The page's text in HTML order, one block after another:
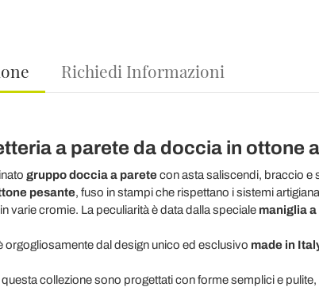
Richiedi Informazioni
a parete da doccia in ottone
gruppo doccia a paretecon asta saliscendi, braccio e
pesante, fuso in stampi che rispettano i sistemi
varie cromie. La peculiarità è data dalla specialemaniglia a
orgogliosamente dal design unico ed esclusivo made in
questa collezione sono progettati con forme semplici e